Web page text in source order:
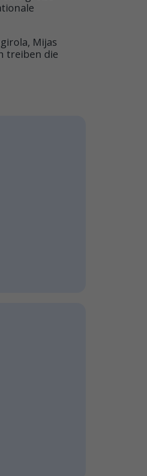
Mijas
treiben die